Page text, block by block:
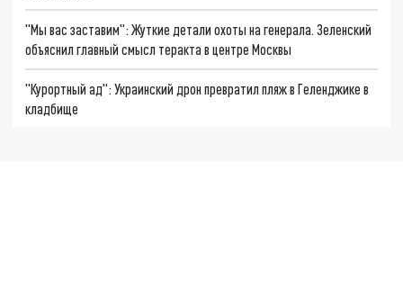
"Мы вас заставим": Жуткие детали охоты на генерала. Зеленский
объяснил главный смысл теракта в центре Москвы
"Курортный ад": Украинский дрон превратил пляж в Геленджике в
кладбище